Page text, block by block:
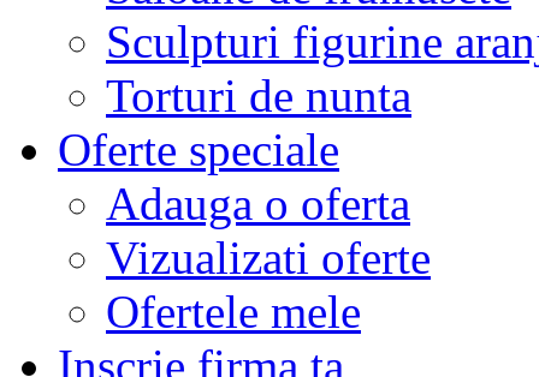
Sculpturi figurine
Torturi de nunta
Oferte speciale
Adauga o oferta
Vizualizati oferte
Ofertele mele
Inscrie firma ta